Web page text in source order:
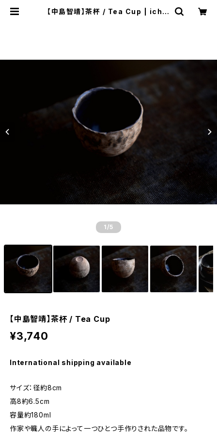
【中島智靖】茶杯 / Tea Cup | ichib
1 /5
【中島智靖】茶杯 / Tea Cup
¥3,740
International shipping available
サイズ：径約8cm
高8約6.5cm
容量約180ml
作家や職人の手によって一つひとつ手作りされた品物です。